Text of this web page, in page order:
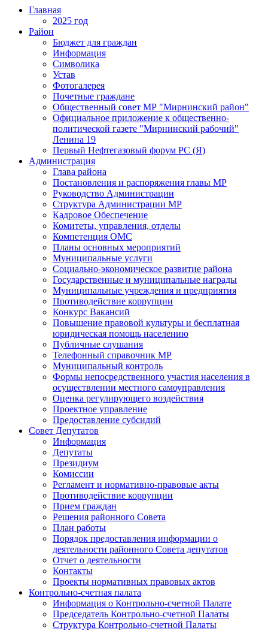
Главная
2025 год
Район
Бюджет для граждан
Информация
Символика
Устав
Фотогалерея
Почетные граждане
Общественный совет МР "Мирнинский район"
Официальное приложение к общественно-
политической газете "Мирнинский рабочий"
Ленина 19
Первый Нефтегазовый форум РС (Я)
Администрация
Глава района
Постановления и распоряжения главы МР
Руководство Администрации
Структура Администрации МР
Кадровое Обеспечение
Комитеты, управления, отделы
Компетенция ОМС
Планы основных мероприятий
Муниципальные услуги
Социально-экономическое развитие района
Государственные и муниципальные награды
Муниципальные учреждения и предприятия
Противодействие коррупции
Конкурс Вакансий
Повышение правовой культуры и бесплатная
юридическая помощь населению
Публичные слушания
Телефонный справочник МР
Муниципальный контроль
Формы непосредственного участия населения в
осуществлении местного самоуправления
Оценка регулирующего воздействия
Проектное управление
Предоставление субсидий
Совет Депутатов
Информация
Депутаты
Президиум
Комиссии
Регламент и нормативно-правовые акты
Противодействие коррупции
Прием граждан
Решения районного Совета
План работы
Порядок предоставления информации о
деятельности районного Совета депутатов
Отчет о деятельности
Контакты
Проекты нормативных правовых актов
Контрольно-счетная палата
Информация о Контрольно-счетной Палате
Председатель Контрольно-счетной Палаты
Структура Контрольно-счетной Палаты